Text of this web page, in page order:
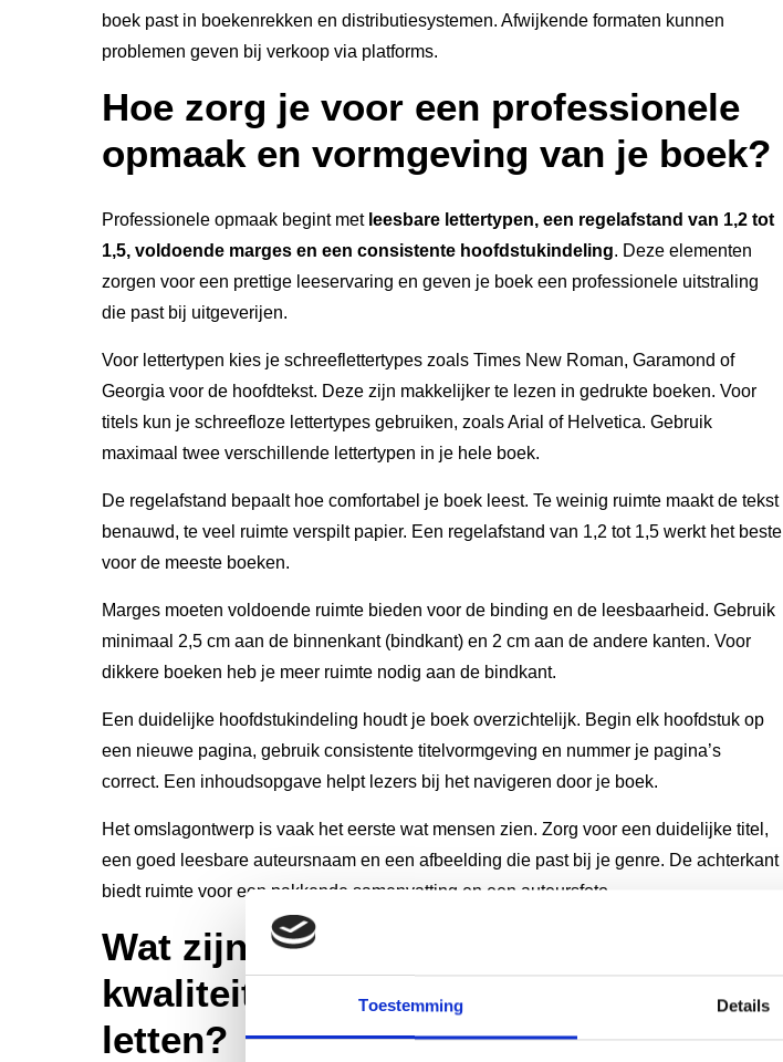
Toestemming Details
boek past in boekenrekken en distributiesystemen. Afwijkende formaten kunnen
problemen geven bij verkoop via platforms.
Hoe zorg je voor een professionele
opmaak en vormgeving van je boek?
Professionele opmaak begint met leesbare lettertypen, een regelafstand van 1,2 tot
1,5, voldoende marges en een consistente hoofdstukindeling. Deze elementen
zorgen voor een prettige leeservaring en geven je boek een professionele uitstraling
die past bij uitgeverijen.
Voor lettertypen kies je schreeflettertypes zoals Times New Roman, Garamond of
Georgia voor de hoofdtekst. Deze zijn makkelijker te lezen in gedrukte boeken. Voor
titels kun je schreefloze lettertypes gebruiken, zoals Arial of Helvetica. Gebruik
maximaal twee verschillende lettertypen in je hele boek.
De regelafstand bepaalt hoe comfortabel je boek leest. Te weinig ruimte maakt de tekst
benauwd, te veel ruimte verspilt papier. Een regelafstand van 1,2 tot 1,5 werkt het beste
voor de meeste boeken.
Marges moeten voldoende ruimte bieden voor de binding en de leesbaarheid. Gebruik
minimaal 2,5 cm aan de binnenkant (bindkant) en 2 cm aan de andere kanten. Voor
dikkere boeken heb je meer ruimte nodig aan de bindkant.
Een duidelijke hoofdstukindeling houdt je boek overzichtelijk. Begin elk hoofdstuk op
een nieuwe pagina, gebruik consistente titelvormgeving en nummer je pagina’s
correct. Een inhoudsopgave helpt lezers bij het navigeren door je boek.
Het omslagontwerp is vaak het eerste wat mensen zien. Zorg voor een duidelijke titel,
een goed leesbare auteursnaam en een afbeelding die past bij je genre. De achterkant
biedt ruimte voor een pakkende samenvatting en een auteursfoto.
Wat zijn de inhoudelijke
kwaliteitseisen waar uitgevers op
letten?